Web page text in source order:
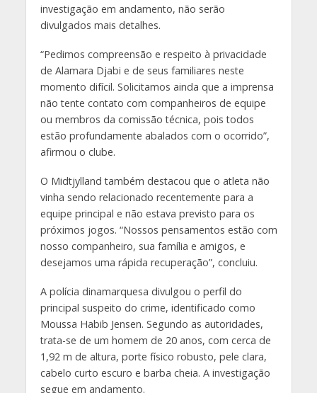
investigação em andamento, não serão
divulgados mais detalhes.
“Pedimos compreensão e respeito à privacidade
de Alamara Djabi e de seus familiares neste
momento difícil. Solicitamos ainda que a imprensa
não tente contato com companheiros de equipe
ou membros da comissão técnica, pois todos
estão profundamente abalados com o ocorrido”,
afirmou o clube.
O Midtjylland também destacou que o atleta não
vinha sendo relacionado recentemente para a
equipe principal e não estava previsto para os
próximos jogos. “Nossos pensamentos estão com
nosso companheiro, sua família e amigos, e
desejamos uma rápida recuperação”, concluiu.
A polícia dinamarquesa divulgou o perfil do
principal suspeito do crime, identificado como
Moussa Habib Jensen. Segundo as autoridades,
trata-se de um homem de 20 anos, com cerca de
1,92 m de altura, porte físico robusto, pele clara,
cabelo curto escuro e barba cheia. A investigação
segue em andamento.